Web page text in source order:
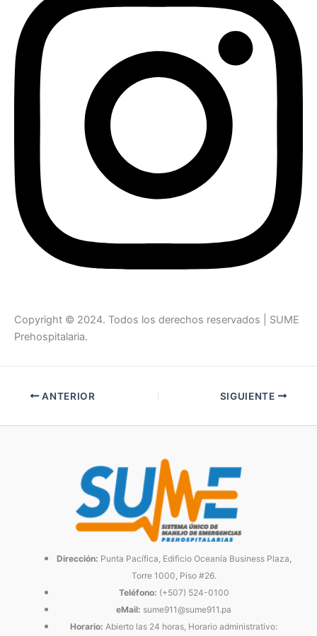
Copyright © 2024. Todos los derechos reservados | SUME
Prehospitalaria.
ANTERIOR SIGUIENTE
Dirección: Punta Pacífica, Edificio Oceanía Business Plaza,
Torre 1000, Piso #26.
Teléfono: (+507) 524-0100
eMail: sume911@sume911.pa
Horario: Abierto las 24 horas, Horario administrativo: